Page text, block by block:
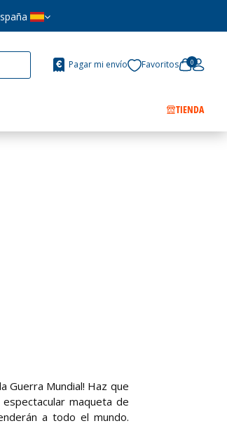
Pagar mi envío Favoritos 0
TIENDA
Guerra Mundial! Haz que
maqueta de
a todo el mundo.